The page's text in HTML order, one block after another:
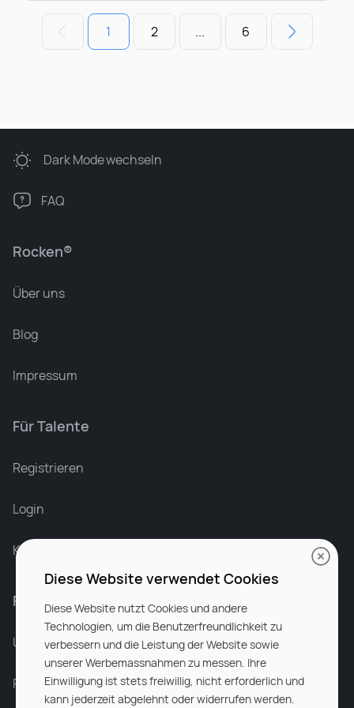
1 2 ... 6
Rocken®
Über uns
Blog
Impressum
Für Talente
Registrieren
Login
Karriere bei Rocken
Für Unternehmen
Unsere Dienstleistungen
Partnerunternehmen
Dark Modewechseln
FAQ
Diese Website verwendet Cookies
Diese Website nutzt Cookies und andere
Technologien, um die Benutzerfreundlichkeit zu
verbessern und die Leistung der Website sowie
unserer Werbemassnahmen zu messen. Ihre
Einwilligung ist stets freiwillig, nicht erforderlich und
kann jederzeit abgelehnt oder widerrufen werden.